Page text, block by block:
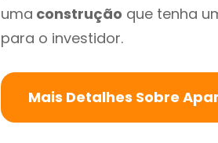
uma construção que tenha
para o investidor.
Mais Detalhes Sobre